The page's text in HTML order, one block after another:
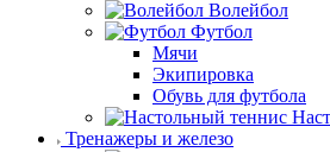
Волейбол
Футбол
Мячи
Экипировка
Обувь для футбола
Тренажеры и железо